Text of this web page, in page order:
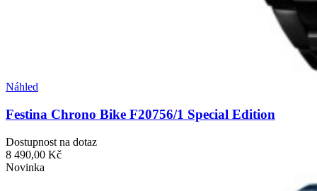
Náhled
Festina Chrono Bike F20756/1 Special Edition
Dostupnost na dotaz
8 490,00 Kč
Novinka